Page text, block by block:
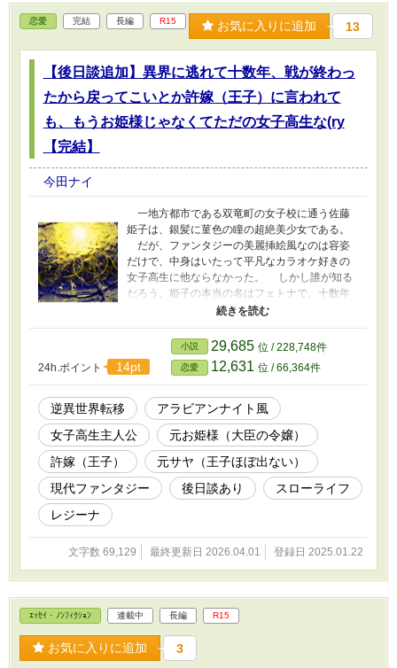
書いてますが、一応ノンフィクションでルポル
タージュの様相を呈しています。 ※忍び寄る日
本の貧困の片鱗が垣間見えますが、当ルポが社
ば幸いです。(-人-) ※よかった、スキマバイトア
プリをあちこちの会社が開発してくれて。時代
が私達（社会的引きこもり予備軍？）に追いつ
いた？ ------------ ※本作品は生成AI不使用です。
恋愛 完結 長編 R15 お気に入りに追加 13
【後日談追加】異界に逃れて十数年、戦が終わっ
たから戻ってこいとか許嫁（王子）に言われて
も、もうお姫様じゃなくてただの女子高生な(ry
【完結】
今田ナイ
一地方都市である双竜町の女子校に通う佐藤
姫子は、銀髪に菫色の瞳の超絶美少女である。
だが、ファンタジーの美麗挿絵風なのは容姿
だけで、中身はいたって平凡なカラオケ好きの
女子高生に他ならなかった。 しかし誰が知る
だろう。姫子の本当の名はフェトナで、十数年
前、動乱の起きた故国から乳母に抱かれて銀色
飛竜の背に乗り、許嫁のカーディル王子と共に
この異界に逃れてきたということを。 幼い頃
に別れたきりの父母の顔も、故国の言葉も文字
もすっかり忘れ果てた姫子は顔だけファンタジ
ーと呼ばれ、今日も場末のカラオケの個室でひ
っそりマイクを握るのだった。 そんな爛れき
った（？）平和を享受していた姫子の元に、故
国の急使が先に戻っていた許嫁からの手紙を運
んできた。 戦が終わったので、故国に戻って
来いというのだ。 それは、異界の慣れ親しん
だ日常を捨て、故国に戻って妃になれ、という
ことだった。 いまさら！？ 姫子は困惑し
って過ごせというのは無茶な話である。彼女は
ーの美麗挿絵風なのは容姿だけで、 中身はい
たって平凡なカラオケ好きの女子高生に他なら
ないというのに――！！ ★2026/1某：本編は完
談を投稿しました。 new！【後日談】姫子成分
≑二色シュークリーム分（康代Side）（全14
24h.ポイント 14pt
小説 29,685 位 / 228,748件
恋愛 12,631 位 / 66,364件
逆異世界転移
アラビアンナイト風
女子高生主人公
元お姫様（大臣の令嬢）
許嫁（王子）
元サヤ（王子ほぼ出ない）
現代ファンタジー
後日談あり
スローライフ
レジーナ
文字数 69,129 最終更新日 2026.04.01 登録日 2025.01.22
ｴｯｾｲ・ﾉﾝﾌｨｸｼｮﾝ 連載中 長編 R15
お気に入りに追加 3